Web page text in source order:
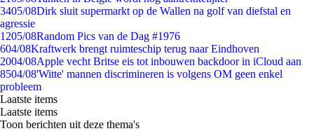
3405/08Dirk sluit supermarkt op de Wallen na golf van diefstal en
agressie
1205/08Random Pics van de Dag #1976
604/08Kraftwerk brengt ruimteschip terug naar Eindhoven
2004/08Apple vecht Britse eis tot inbouwen backdoor in iCloud aan
8504/08'Witte' mannen discrimineren is volgens OM geen enkel
probleem
Laatste items
Laatste items
Toon berichten uit deze thema's